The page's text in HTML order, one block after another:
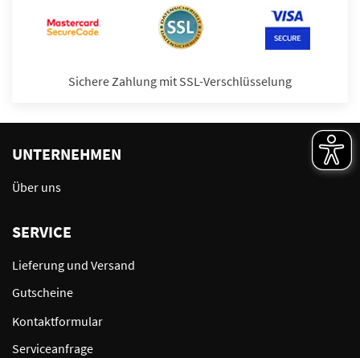
Sichere Zahlung mit SSL-Verschlüsselung
UNTERNEHMEN
Über uns
SERVICE
Lieferung und Versand
Gutscheine
Kontaktformular
Serviceanfrage